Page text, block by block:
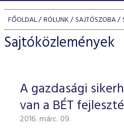
KERESKEDÉSI ADATOK
INDEXEK
Jelzáloglevél indexek
Vállalati kötvény indexek
Azonnali Piac
Részvények
Származékos piac
BEFEKTETŐK
Részvény szekció
Hitelpapír szekció
BÉT szabályzatok
Befektetővédelem
Alkalmazott díjstruktúra
Elszámolás
Részvény és vállalati
program
BÉT Xtend - Részvénypiac
TŐZSDETAGOK
Tőzsdetagok, üzletkötők
VENDOROK
FŐOLDAL RÓLUNK SAJTÓSZOBA
Sajtóközlemények
A gazdasági
van a BÉT
2016. márc. 09.